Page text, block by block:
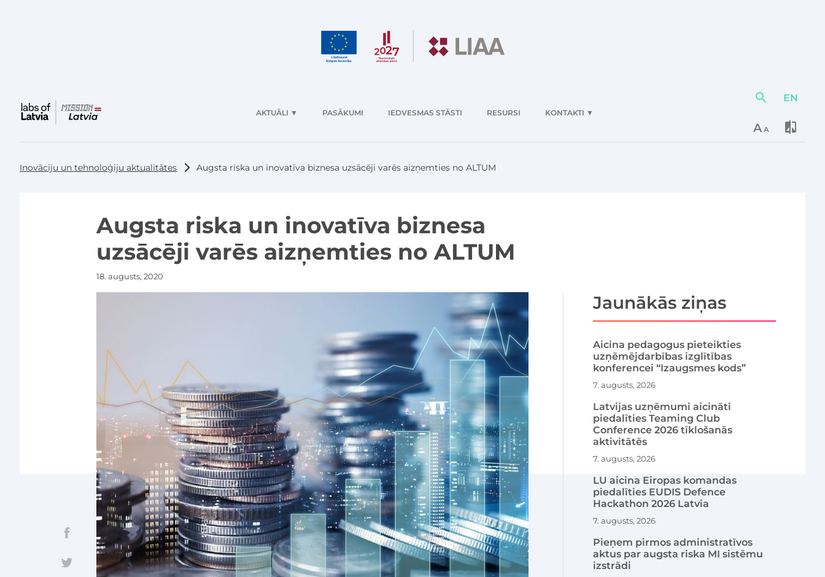
AKTUĀLI ▼ PASĀKUMI IEDVESMAS STĀSTI RESURSI KONTAKTI ▼
DarbībasEN
AA
Inovāciju un tehnoloģiju aktualitātes Augsta riska un inovatīva biznesa uzsācēji varēs aizņemties no ALTUM
Augsta riska un inovatīva biznesa
uzsācēji varēs aizņemties no ALTUM
18. augusts, 2020
Jaunākās ziņas
Aicina pedagogus pieteikties
uzņēmējdarbības izglītības
konferencei “Izaugsmes kods”
7. augusts, 2026
Latvijas uzņēmumi aicināti
piedalīties Teaming Club
Conference 2026 tīklošanās
aktivitātēs
7. augusts, 2026
LU aicina Eiropas komandas
piedalīties EUDIS Defence
Hackathon 2026 Latvia
7. augusts, 2026
Pieņem pirmos administratīvos
aktus par augsta riska MI sistēmu
izstrādi